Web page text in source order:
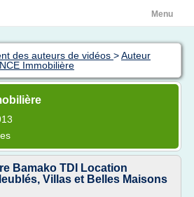
Menu
des auteurs de vidéos >Auteur
Immobilière
Bamako TDI Location
Villas et Belles Maisons